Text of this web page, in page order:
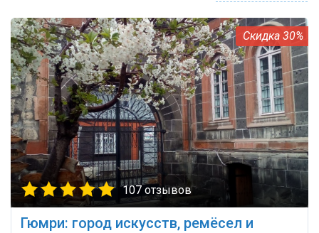
30%
107 отзывов
Гюмри: город искусств, ремёсел и